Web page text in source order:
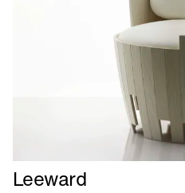
Læs
mere
Leeward